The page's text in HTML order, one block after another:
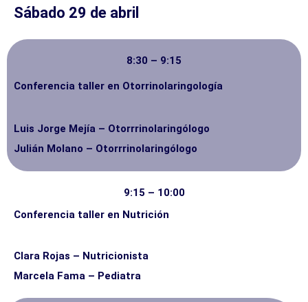
Sábado 29 de abril
8:30 – 9:15
Conferencia taller en Otorrinolaringología
Luis Jorge Mejía – Otorrrinolaringólogo
Julián Molano – Otorrrinolaringólogo
9:15 – 10:00
Conferencia taller en Nutrición
Clara Rojas – Nutricionista
Marcela Fama – Pediatra